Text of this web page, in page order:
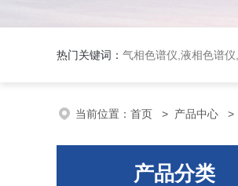
热门关键词： 气相色谱仪,液相色谱仪,微量硫分析仪，氢气发生器，
当前位置： 首页 > 产品中心 >
产品分类